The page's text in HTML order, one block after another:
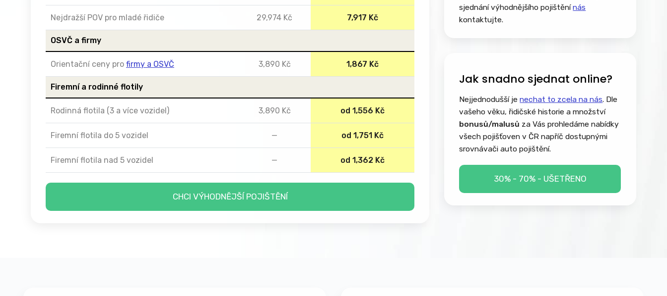
Nejdražší POV pro mladé řidiče 29,974 Kč 7,917 Kč
OSVČ a firmy
Orientační ceny pro firmy a OSVČ 3,890 Kč 1,867 Kč
Firemní a rodinné flotily
Rodinná flotila (3 a více vozidel) 3,890 Kč od 1,556 Kč
Firemní flotila do 5 vozidel — od 1,751 Kč
Firemní flotila nad 5 vozidel — od 1,362 Kč
CHCI VÝHODNĚJŠÍ POJIŠTĚNÍ
sjednání výhodnějšího pojištěnínás
kontaktujte.
Jak snadno sjednat online?
Nejjednodušší jenechat to zcela na nás. Dle
vašeho věku, řidičské historie a množství
bonusů/malusů za Vás prohledáme nabídky
všech pojišťoven v ČR napříč dostupnými
srovnávači auto pojištění.
30% - 70% - UŠETŘENO